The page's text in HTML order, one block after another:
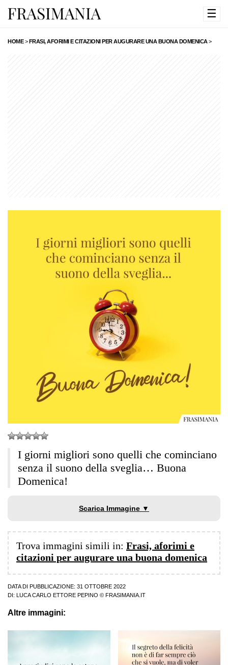
☰
HOME>FRASI, AFORIMI E CITAZIONI PER AUGURARE UNA BUONA DOMENICA>
I giorni migliori sono quelli che cominciano
senza il suono della sveglia… Buona
Domenica!
Scarica Immagine ▼
Trova immagini simili in: Frasi, aforimi e
citazioni per augurare una buona domenica
DATA DI PUBBLICAZIONE: 31 OTTOBRE 2022
DI:
LUCA CARLO ETTORE PEPINO © FRASIMANIA.IT
Altre immagini: